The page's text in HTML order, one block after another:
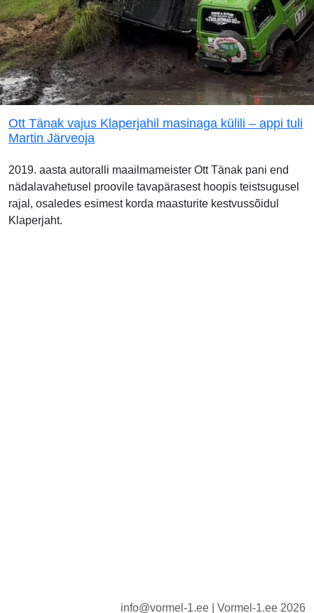
Ott Tänak vajus Klaperjahil masinaga külili – appi tuli
Martin Järveoja
2019. aasta autoralli maailmameister Ott Tänak pani end
nädalavahetusel proovile tavapärasest hoopis teistsugusel
rajal, osaledes esimest korda maasturite kestvussõidul
Klaperjaht.
info@vormel-1.ee | Vormel-1.ee 2026